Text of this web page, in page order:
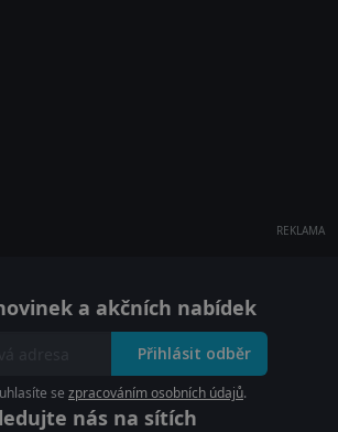
REKLAMA
a akčních nabídek
Přihlásit odběr
se zpracováním osobních údajů.
nás na sítích